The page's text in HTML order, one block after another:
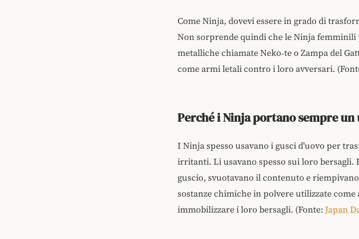
Come Ninja, dovevi essere in grado di
Non sorprende quindi che le Ninja femminili
metalliche chiamate Neko‑te o Zampa del
come armi letali contro i loro avversari.
Perché i Ninja portano sempre un
I Ninja spesso usavano i gusci d'uovo per
irritanti. Li usavano spesso sui loro bersagli.
guscio, svuotavano il contenuto e
sostanze chimiche in polvere utilizzate
immobilizzare i loro bersagli. (Fonte: Japan